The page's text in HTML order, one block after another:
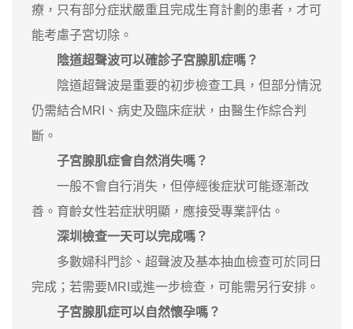
療，只有部分症狀嚴重且完成生育計劃的患者，才可
能考慮子宮切除。
陰道超聲波可以確診子宮腺肌症嗎？
陰道超聲波是重要的初步檢查工具，但部分情況
仍需結合MRI、病史及臨床症狀，由醫生作綜合判
斷。
子宮腺肌症會自然消失嗎？
一般不會自行消失，但停經後症狀可能逐漸改
善。育齡女性若症狀明顯，應接受專業評估。
深圳檢查一天可以完成嗎？
多數婦科門診、超聲波及基本抽血檢查可於同日
完成；若需要MRI或進一步檢查，可能需另行安排。
子宮腺肌症可以自然懷孕嗎？